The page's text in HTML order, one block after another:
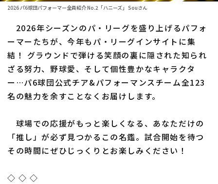
ファーム東地区
ファーム中地区
ファーム西地区
交流戦
北海道日本ハムファイターズ
東北楽天ゴールデンイーグルス
埼玉西武ライオンズ
千葉ロッテマリーンズ
オリックス・バファローズ
福岡ソフトバンクホークス
設定
2026 パ6球団パフォーマー全員紹介 No.2「ハニーズ」 Souさん
2026年シーズンのパ・リーグを盛り上げるパフォ
ーマーたちが、今年もパ・リーグインサイトに集
結！ グラウンドで弾ける笑顔の裏に隠された知られ
ざる努力、野球愛、そして個性豊かなキャラクタ
ー…パ6球団公式チア&パフォーマンスチーム全123
名の魅力を余すことなくお届けします。
球場での応援がもっと楽しくなる、あなただけの
「推し」が必ず見つかるこの名鑑。試合開始を待つ
その時間にぜひじっくりとお楽しみください！
◇ ◇ ◇